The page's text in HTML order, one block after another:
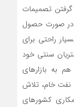
گرفتن تصمیمات
در صورت حصول
راحتی برای
سنتی خود
به بازارهای
نفت خام، تلاش
کشورهای